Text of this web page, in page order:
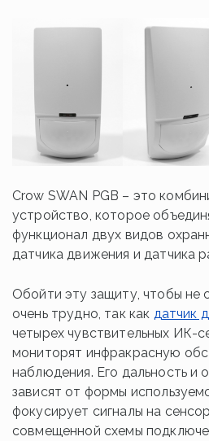
Crow SWAN PGB – это
устройство, которое
функционал двух видов
датчика движения и датчика
Обойти эту защиту, чтобы не
очень трудно, так как датчик
четырех чувствительных ИК-
мониторят инфракрасную
наблюдения. Его дальность и
зависят от формы
фокусирует сигналы на
совмещенной схемы